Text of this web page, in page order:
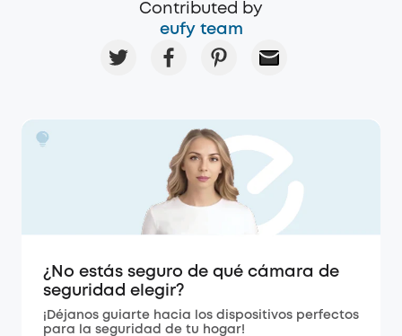
Contributed by
eufy team
¿No estás seguro de qué cámara de
seguridad elegir?
¡Déjanos guiarte hacia los dispositivos perfectos
para la seguridad de tu hogar!